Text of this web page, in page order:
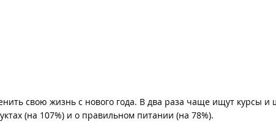
свою жизнь с нового года. В два раза чаще ищут курсы и
(на 107%) и о правильном питании (на 78%).